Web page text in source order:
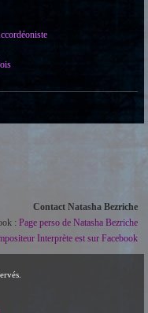
Contact Natasha Bezriche
: Page perso de Natasha Bezriche
Interprète est sur Facebook